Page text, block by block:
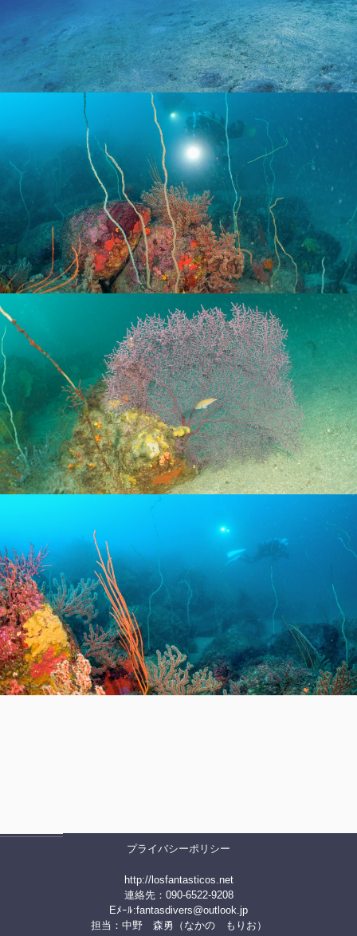
プライバシーポリシー
http://losfantasticos.net
連絡先：090-6522-9208
Eﾒｰﾙ:fantasdivers@outlook.jp
担当：中野 森勇（なかの もりお）